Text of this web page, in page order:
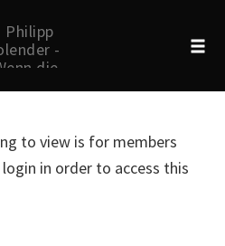
to view is for members
in order to access this